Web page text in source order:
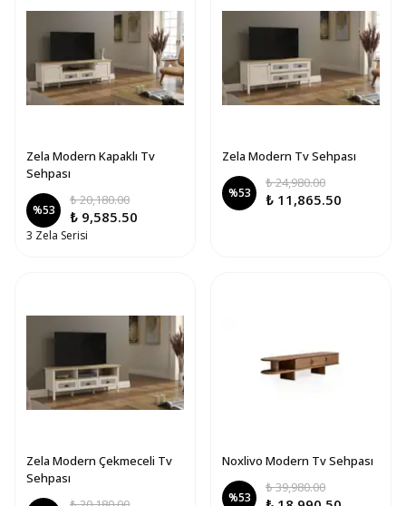
Zela Modern Kapaklı Tv
Sehpası
%53
₺ 20,180.00
₺ 9,585.50
3 Zela Serisi
Zela Modern Tv Sehpası
%53
₺ 24,980.00
₺ 11,865.50
Zela Modern Çekmeceli Tv
Sehpası
Noxlivo Modern Tv Sehpası
%53
₺ 39,980.00